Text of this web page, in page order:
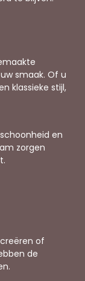
smaak. Of u
klassieke stijl,
en
zorgen
of
de